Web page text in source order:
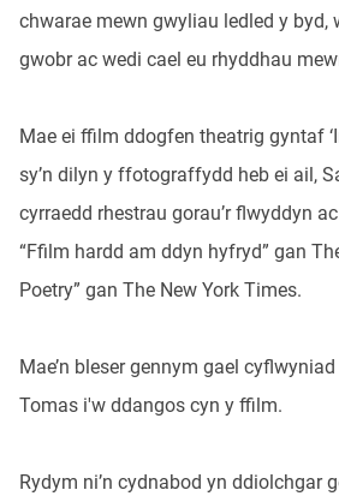
chwarae mewn gwyliau ledled y byd,
gwobr ac wedi cael eu rhyddhau
Mae ei ffilm ddogfen theatrig gyntaf
sy’n dilyn y ffotograffydd heb ei ail,
cyrraedd rhestrau gorau’r flwyddyn
“Ffilm hardd am ddyn hyfryd” gan
Poetry” gan The New York Times.
Mae’n bleser gennym gael
Tomas i'w ddangos cyn y ffilm.
Rydym ni’n cydnabod yn ddiolchgar